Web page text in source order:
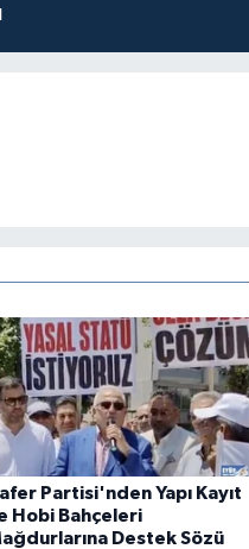
Partisi'nden Yapı Kayıt
Hobi Bahçeleri
Destek Sözü